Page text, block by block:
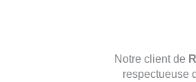
Notre client de
respectueuse